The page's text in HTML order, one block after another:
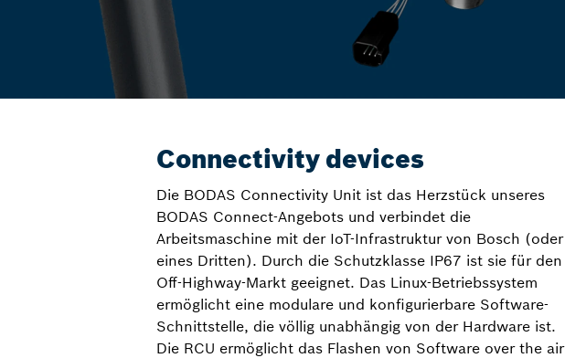
Connectivity devices
Die BODAS Connectivity Unit ist das Herzstück unseres
BODAS Connect-Angebots und verbindet die
Arbeitsmaschine mit der IoT-Infrastruktur von Bosch (oder
eines Dritten). Durch die Schutzklasse IP67 ist sie für den
Off-Highway-Markt geeignet. Das Linux-Betriebssystem
ermöglicht eine modulare und konfigurierbare Software-
Schnittstelle, die völlig unabhängig von der Hardware ist.
Die RCU ermöglicht das Flashen von Software over the air